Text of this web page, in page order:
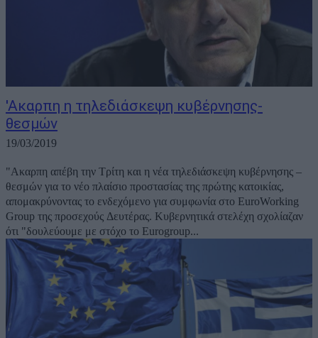
'Ακαρπη η τηλεδιάσκεψη κυβέρνησης-
θεσμών
19/03/2019
"Ακαρπη απέβη την Τρίτη και η νέα τηλεδιάσκεψη κυβέρνησης –
θεσμών για το νέο πλαίσιο προστασίας της πρώτης κατοικίας,
απομακρύνοντας το ενδεχόμενο για συμφωνία στο ΕuroWorking
Group της προσεχούς Δευτέρας. Κυβερνητικά στελέχη σχολίαζαν
ότι "δουλεύουμε με στόχο το Eurogroup...